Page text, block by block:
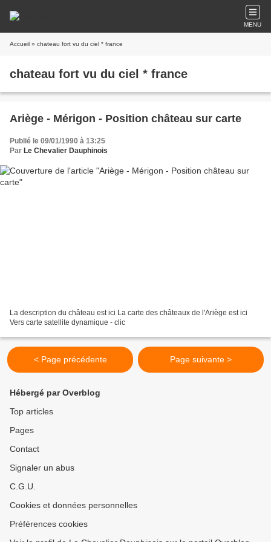
MENU
Accueil » chateau fort vu du ciel * france
chateau fort vu du ciel * france
Ariège - Mérigon - Position château sur carte
Publié le 09/01/1990 à 13:25
Par Le Chevalier Dauphinois
La description du château est ici La carte des châteaux de l'Ariège est ici
Vers carte satellite dynamique - clic
< Page précédente Page suivante >
Hébergé par Overblog
Top articles
Pages
Contact
Signaler un abus
C.G.U.
Cookies et données personnelles
Préférences cookies